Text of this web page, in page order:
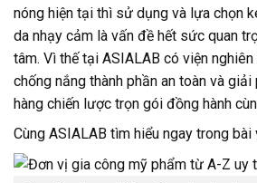
nóng hiện tại thì sử dụng và lựa chọn
da nhạy cảm là vấn đề hết sức quan
tâm. Vì thế tại ASIALAB có viện
chống nắng thành phần an toàn và giải
hàng chiến lược trọn gói đồng hành
Cùng ASIALAB tìm hiểu ngay trong bài